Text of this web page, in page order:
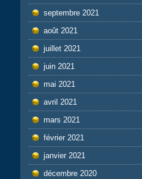
septembre 2021
août 2021
juillet 2021
juin 2021
mai 2021
avril 2021
mars 2021
février 2021
janvier 2021
décembre 2020